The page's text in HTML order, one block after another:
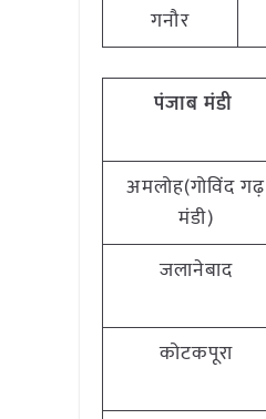
गनौर
पंजाब मंडी
अमलोह(गोविंद गढ़
मंडी)
जलानेबाद
कोटकपूरा